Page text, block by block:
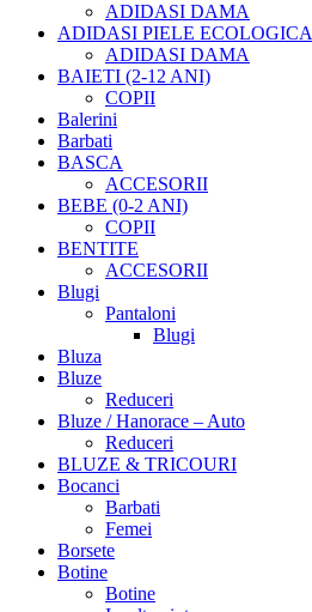
ADIDASI DAMA
ADIDASI PIELE ECOLOGICA
ADIDASI DAMA
BAIETI (2-12 ANI)
COPII
Balerini
Barbati
BASCA
ACCESORII
BEBE (0-2 ANI)
COPII
BENTITE
ACCESORII
Blugi
Pantaloni
Blugi
Bluza
Bluze
Reduceri
Bluze / Hanorace – Auto
Reduceri
BLUZE & TRICOURI
Bocanci
Barbati
Femei
Borsete
Botine
Botine